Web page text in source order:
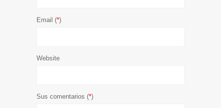
Email (*)
Website
Sus comentarios (*)